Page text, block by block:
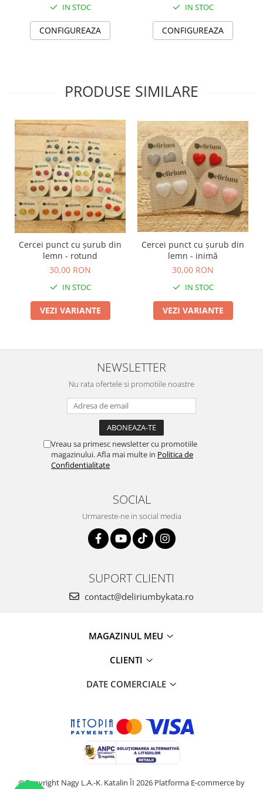
IN STOC
CONFIGUREAZA
IN STOC
CONFIGUREAZA
PRODUSE SIMILARE
Cercei punct cu șurub din
lemn - rotund
30,00 RON
IN STOC
VEZI VARIANTE
Cercei punct cu șurub din
lemn - inimă
30,00 RON
IN STOC
VEZI VARIANTE
NEWSLETTER
Nu rata ofertele si promotiile noastre
Vreau sa primesc newsletter cu promotiile
magazinului. Afla mai multe in Politica de
Confidentialitate
SOCIAL
Urmareste-ne in social media
SUPORT CLIENTI
contact@deliriumbykata.ro
MAGAZINUL MEU
CLIENTI
DATE COMERCIALE
©Copyright Nagy L.A.-K. Katalin ÎI 2026 Platforma E-commerce by